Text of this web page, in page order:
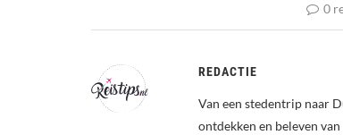
0
REDACTIE
Van een stedentrip naar
ontdekken en beleven